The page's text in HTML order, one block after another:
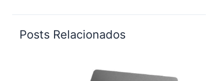
Posts Relacionados